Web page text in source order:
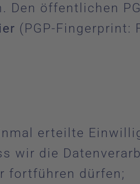
Den öffentlichen
(PGP-Fingerprint:
erteilte
wir die
fortführen dürfen;